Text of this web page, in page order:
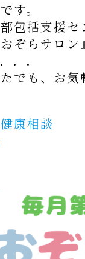
す。
包括支援
ぞらサロ
．．
でも、お
康相談